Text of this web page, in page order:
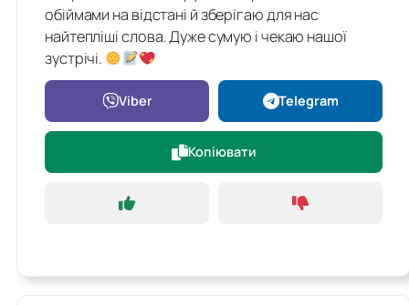
обіймами на відстані й зберігаю для нас
найтепліші слова. Дуже сумую і чекаю нашої
зустрічі.
Viber Telegram
Копіювати